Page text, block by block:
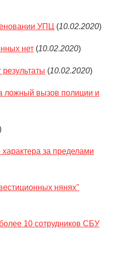
УПЦ (10.02.2020)
нет (10.02.2020)
результаты (10.02.2020)
ложный вызов полиции и
за пределами
нянях"
10 сотрудников СБУ